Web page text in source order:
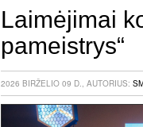
Laimėjimai
pameistrys“
2026 BIRŽELIO 09 D., AUTORIUS: